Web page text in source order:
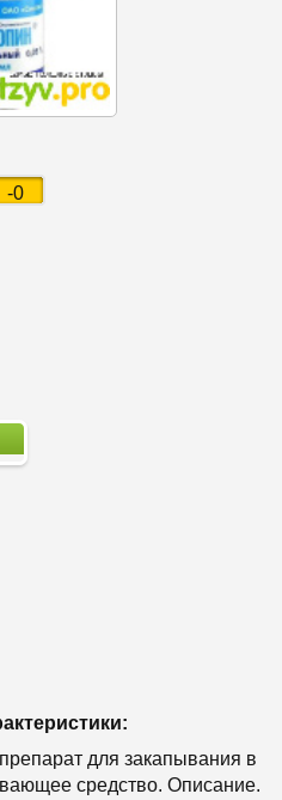
-0
для закапывания в
средство. Описание.